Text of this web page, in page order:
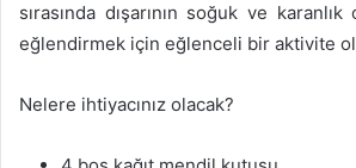
sırasında dışarının soğuk ve
eğlendirmek için eğlenceli bir aktivite
Nelere ihtiyacınız olacak?